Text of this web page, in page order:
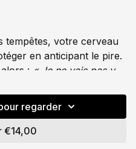
tempêtes, votre cerveau
en anticipant le pire.
: « Je ne vais pas y
force vos glandes
en continu. Vous
d'une histoire.
regarder
€14,00